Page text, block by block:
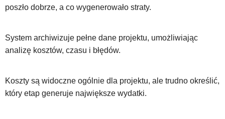
poszło dobrze, a co wygenerowało straty.
System archiwizuje pełne dane projektu, umożliwiając
analizę kosztów, czasu i błędów.
Koszty są widoczne ogólnie dla projektu, ale trudno określić,
który etap generuje największe wydatki.